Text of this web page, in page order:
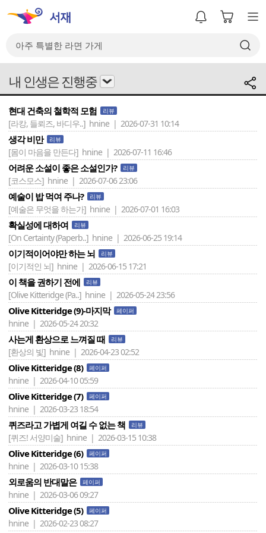
내 인생은 진행중
현대 건축의 철학적 모험 리뷰
[라캉, 들뢰즈, 바디우..] hnine | 2026-07-31 10:14
생각 비만 리뷰
[몸이 마음을 만든다] hnine | 2026-07-11 16:46
어려운 소설이 좋은 소설인가? 리뷰
[코스모스] hnine | 2026-07-06 23:06
예술이 밥 먹여 주나? 리뷰
[예술은 무엇을 하는가] hnine | 2026-07-01 16:03
확실성에 대하여 리뷰
[On Certainty (Paperb..] hnine | 2026-06-25 19:14
이기적이어야만 하는 뇌 리뷰
[이기적인 뇌] hnine | 2026-06-15 17:21
이 책을 권하기 전에 리뷰
[Olive Kitteridge (Pa..] hnine | 2026-05-24 23:56
Olive Kitteridge (9)-마지막 페이퍼
hnine | 2026-05-24 20:32
사는게 환상으로 느껴질 때 리뷰
[환상의 빛] hnine | 2026-04-23 02:52
Olive Kitteridge (8) 페이퍼
hnine | 2026-04-10 05:59
Olive Kitteridge (7) 페이퍼
hnine | 2026-03-23 18:54
퀴즈라고 가볍게 여길 수 없는 책 리뷰
[퀴즈! 서양미술] hnine | 2026-03-15 10:38
Olive Kitteridge (6) 페이퍼
hnine | 2026-03-10 15:38
외로움의 반대말은 페이퍼
hnine | 2026-03-06 09:27
Olive Kitteridge (5) 페이퍼
hnine | 2026-02-23 08:27